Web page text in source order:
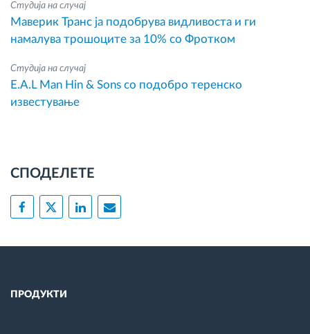
Студија на случај
Маверик Транс ја подобрува видливоста и ги
намалува трошоците за 10% со Фротком
Студија на случај
E.A.L Man Hin & Sons со подобро теренско
известување
СПОДЕЛЕТЕ
ПРОДУКТИ